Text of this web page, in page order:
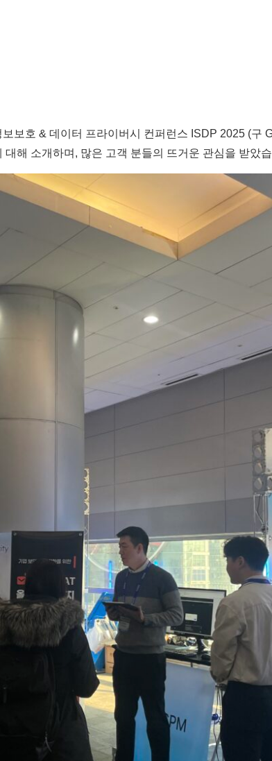
보호 & 데이터 프라이버시 컨퍼런스 ISDP 2025 (구
해 소개하며, 많은 고객 분들의 뜨거운 관심을 받았